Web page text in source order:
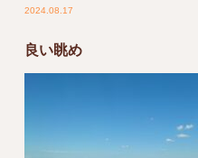
2024.08.17
良い眺め